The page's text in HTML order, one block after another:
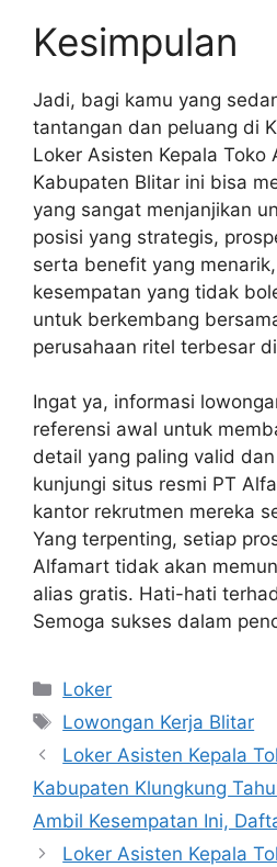
Kesimpulan
Jadi, bagi kamu yang
tantangan dan peluang di
Loker Asisten Kepala Toko
Kabupaten Blitar ini bisa
yang sangat menjanjikan
posisi yang strategis,
serta benefit yang
kesempatan yang tidak
untuk berkembang
perusahaan ritel terbesar
Ingat ya, informasi
referensi awal untuk
detail yang paling valid
kunjungi situs resmi PT
kantor rekrutmen mereka
Yang terpenting, setiap
Alfamart tidak akan
alias gratis. Hati-hati
Semoga sukses dalam
Kategori
Loker
Tag
Lowongan Kerja Blitar
Loker Asisten Kepala
Kabupaten Klungkung
Ambil Kesempatan Ini,
Loker Asisten Kepala